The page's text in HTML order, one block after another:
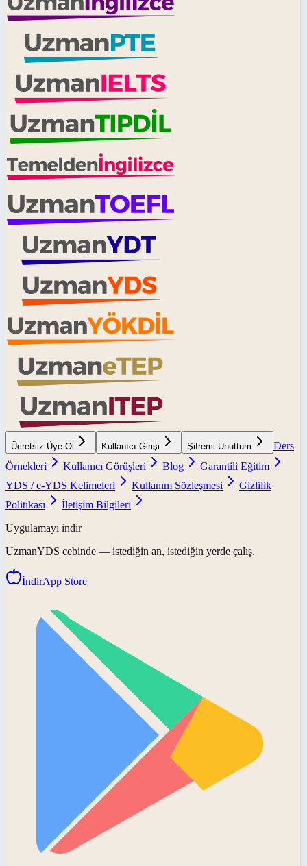
Ücretsiz Üye Ol Kullanıcı Girişi Şifremi Unuttum
Ders
Örnekleri
Kullanıcı Görüşleri Blog
Garantili Eğitim
YDS / e-YDS Kelimeleri
Kullanım Sözleşmesi
Gizlilik
Politikası
İletişim Bilgileri
Uygulamayı indir
UzmanYDS cebinde — istediğin an, istediğin yerde çalış.
İndirApp Store